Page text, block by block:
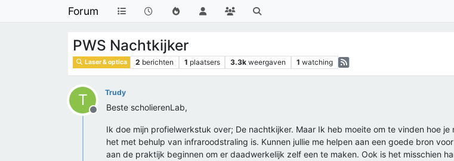
Forum
PWS Nachtkijker
Laser & optica 2 berichten 1 plaatsers 3.3k weergaven 1 watching
T
Offline
Trudy
Beste scholierenLab,
Ik doe mijn profielwerkstuk over; De nachtkijker. Maar Ik heb moeite om te vinden hoe
het met behulp van infraroodstraling is. Kunnen jullie me helpen aan een goede bron
aan de praktijk beginnen om er daadwerkelijk zelf een te maken. Ook is het misschien